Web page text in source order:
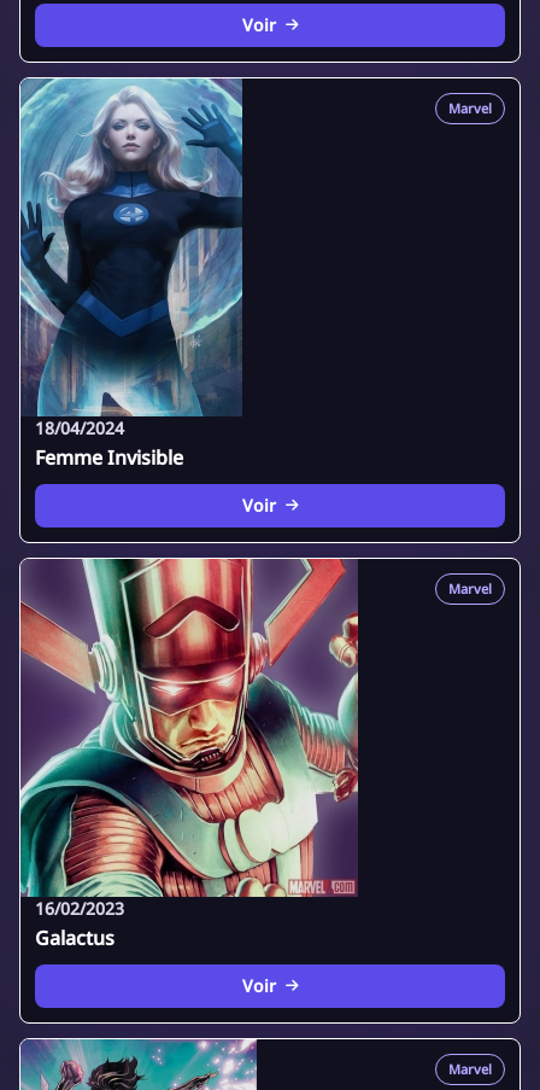
Voir
Marvel
18/04/2024
Femme Invisible
Voir
Marvel
16/02/2023
Galactus
Voir
Marvel